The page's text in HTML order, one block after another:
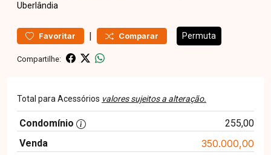
Uberlândia
Favoritar | Comparar Permuta
Compartilhe:
Total para Acessórios valores sujeitos a alteração.
Condomínio
255,00
Venda
350.000,00